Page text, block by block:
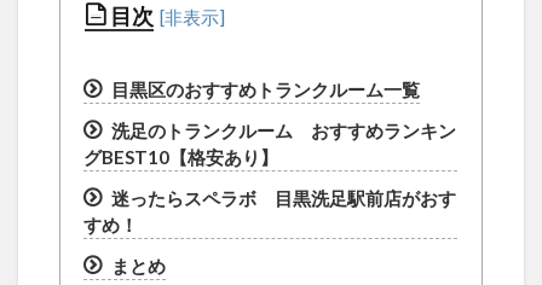
目次
目黒区のおすすめトランクルーム一覧
洗足のトランクルーム おすすめランキン
グBEST10【格安あり】
迷ったらスペラボ 目黒洗足駅前店がおす
すめ！
まとめ